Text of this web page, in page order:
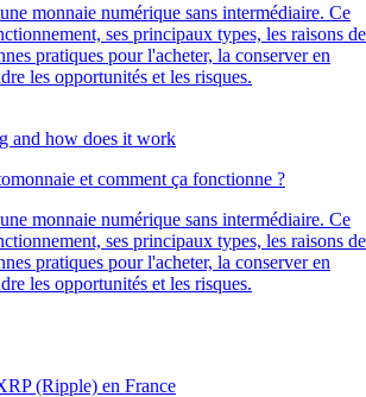
monnaie numérique sans intermédiaire. Ce
ses principaux types, les raisons de
pratiques pour l'acheter, la conserver en
les opportunités et les risques.
et comment ça fonctionne ?
monnaie numérique sans intermédiaire. Ce
ses principaux types, les raisons de
pratiques pour l'acheter, la conserver en
les opportunités et les risques.
(Ripple) en France